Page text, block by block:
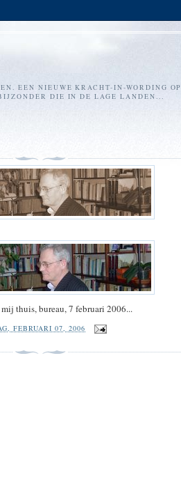
EEN NIEUWE KRACHT-IN-WORDING OP
DIE IN DE LAGE LANDEN...
thuis, bureau, 7 februari 2006...
FEBRUARI 07, 2006